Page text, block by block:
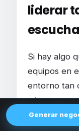
liderar
Si hay algo
equipos en
entorno tan
mismo— es
enemiga
Generar